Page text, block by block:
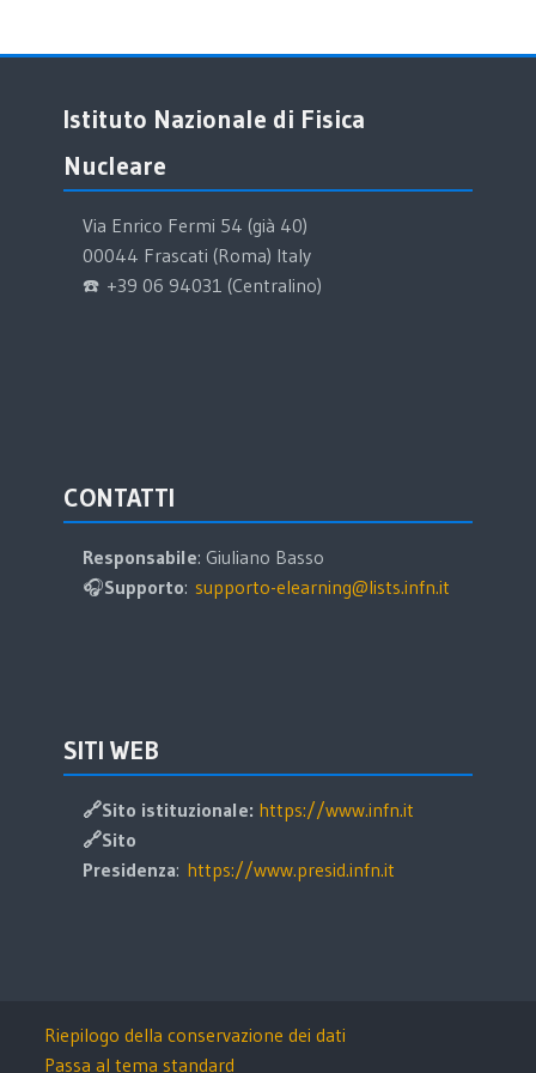
Istituto Nazionale di Fisica
Nucleare
Via Enrico Fermi 54 (già 40)
00044 Frascati (Roma) Italy
☎️ +39 06 94031 (Centralino)
CONTATTI
Responsabile: Giuliano Basso
🎧Supporto: supporto-elearning@lists.infn.it
SITI WEB
🔗Sito istituzionale: https://www.infn.it
🔗Sito
Presidenza: https://www.presid.infn.it
Riepilogo della conservazione dei dati
Passa al tema standard